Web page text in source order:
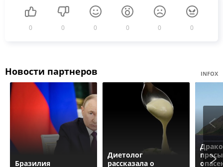
0 0 0 0 0 0
Новости партнеров INFOX
Бразилия
Диетолог
рассказала о